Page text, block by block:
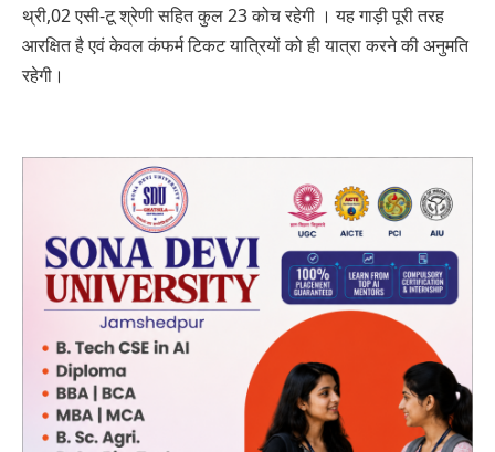
थ्री,02 एसी-टू श्रेणी सहित कुल 23 कोच रहेगी । यह गाड़ी पूरी तरह
आरक्षित है एवं केवल कंफर्म टिकट यात्रियों को ही यात्रा करने की अनुमति
रहेगी।